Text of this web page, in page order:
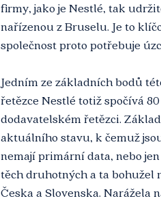
firmy, jako je Nestlé, tak
nařízenou z Bruselu. Je to
společnost proto potřebuje
Jedním ze základních bodů
řetězce Nestlé totiž spočívá
dodavatelském řetězci.
aktuálního stavu, k čemuž
nemají primární data, nebo
těch druhotných a ta bohužel
Česka a Slovenska.